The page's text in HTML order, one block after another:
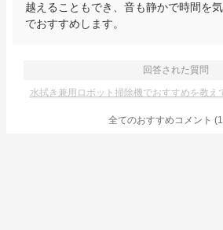
越えることもでき、音も静かで時間を
でおすすめします。
回答された質問
水拭き兼用ロボット掃除機でおすすめを教え
全てのおすすめコメント (1